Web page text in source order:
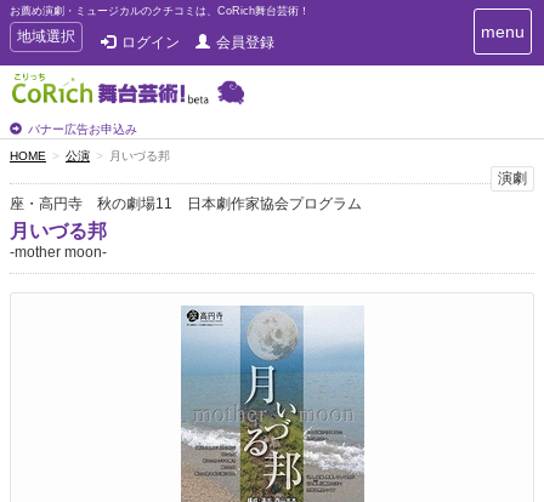
お薦め演劇・ミュージカルのクチコミは、CoRich舞台芸術！
T
o
g
g
e
n
a
v
i
g
a
地域選択 ログイン 会員登録
バナー広告お申込み
T
o
g
a
menu
HOME 公演 月いづる邦
演劇
座・高円寺 秋の劇場11 日本劇作家協会プログラム
月いづる邦
-mother moon-